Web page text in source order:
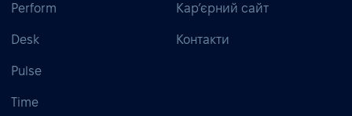
Perform
Desk
Pulse
Time
Кар’єрний сайт
Контакти